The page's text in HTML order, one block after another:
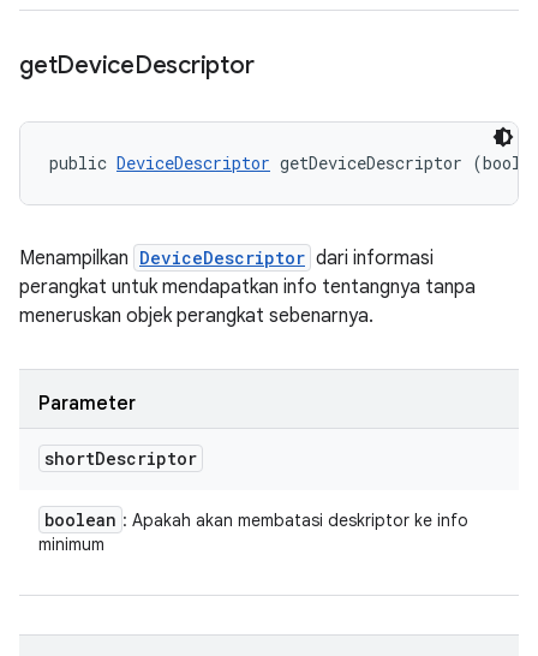
getDeviceDescriptor
public DeviceDescriptor getDeviceDescriptor
Menampilkan DeviceDescriptor dari informasi
perangkat untuk mendapatkan info tentangnya tanpa
meneruskan objek perangkat sebenarnya.
Parameter
shortDescriptor
boolean : Apakah akan membatasi deskriptor ke info
minimum